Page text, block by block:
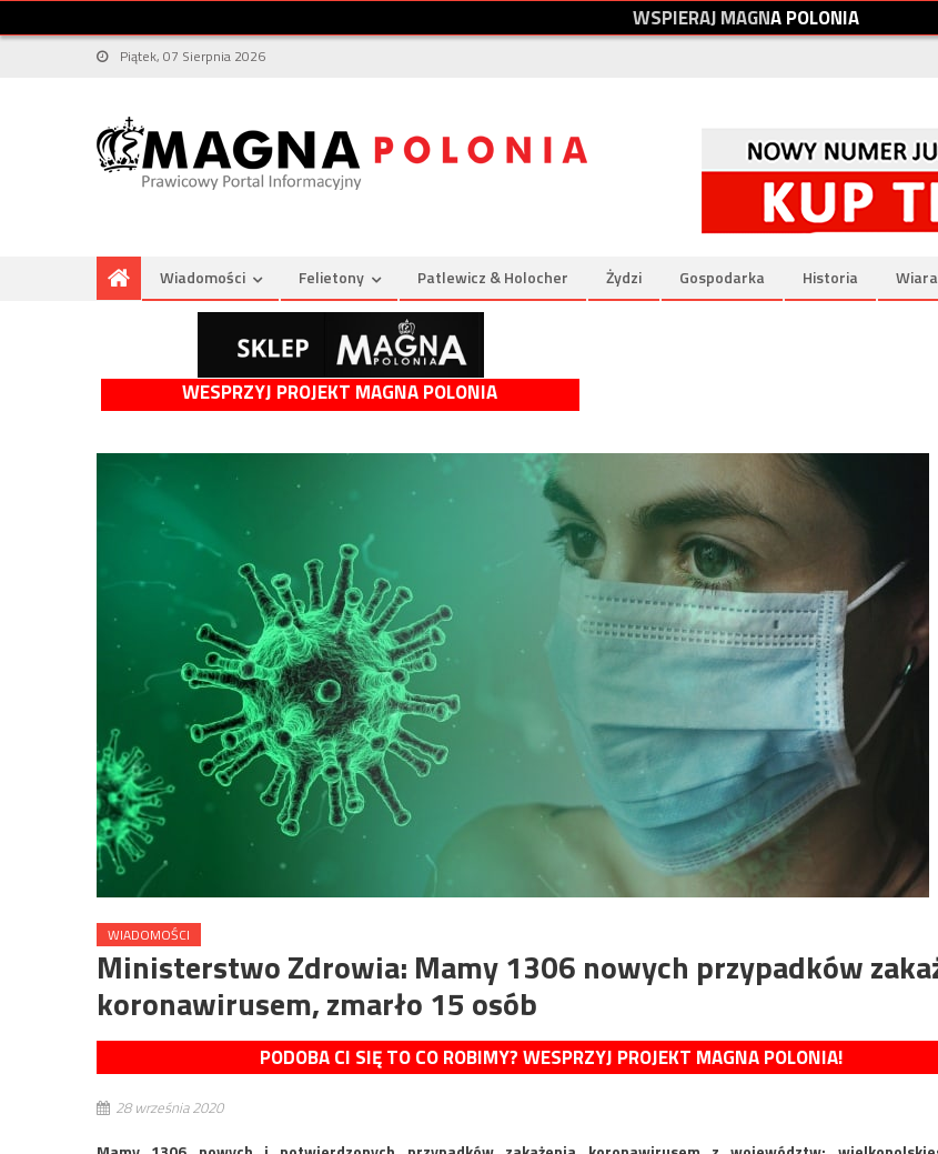
WSPIERAJMAGNAPOLONIA
Piątek, 07 Sierpnia 2026
Wiadomości Felietony Patlewicz & Holocher Żydzi Gospodarka Historia Wiara
WESPRZYJ PROJEKT MAGNA POLONIA
WIADOMOŚCI
Ministerstwo Zdrowia: Mamy 1306 nowych przypadków
koronawirusem, zmarło 15 osób
PODOBA CI SIĘ TO CO ROBIMY? WESPRZYJ PROJEKT MAGNA POLONIA!
28 września 2020